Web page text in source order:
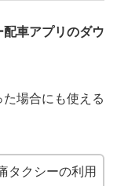
車アプリのダウ
場合にも使える
タクシーの利用